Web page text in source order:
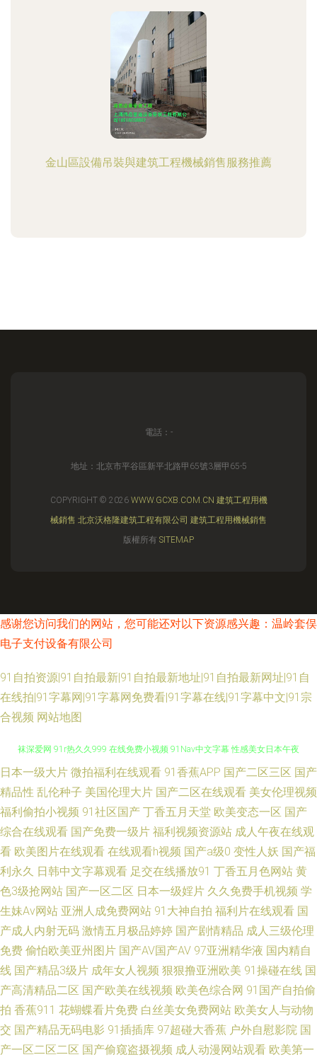
金山區設備吊裝與建筑工程機械銷售服務推薦
電話：-
地址：北京市平谷區新平北路甲65號3層甲65-5
COPYRIGHT © 2026 WWW.GCXB.COM.CN 建筑工程用機
械銷售 北京沃格隆建筑工程有限公司 建筑工程用機械銷售
版權所有 SITEMAP
感谢您访问我们的网站，您可能还对以下资源感兴趣：温岭套俣
电子支付设备有限公司
91自拍资源|91自拍最新|91自拍最新地址|91自拍最新网址|91自
在线拍|91字幕网|91字幕网免费看|91字幕在线|91字幕中文|91宗
合视频 网站地图
91堂天 日韩在线97 国产福利一区二区在线 91美女自慰 青娱乐福利导航 丝
袜深爱网 91r热久久999 在线免费小视频 91Nav中文字幕 性感美女日本午夜
音先锋av 东京热男人的天堂09 91白虎网站在线观看 高清无码动漫18 人妻人
人操 91丝袜视频网站 91探花免费看 狼窝色91 微拍福利97超 探花电影免费
观看 色色综合网免费观看 欧洲人人摸 日韩麻豆欧美 97人人澡 丝袜深爱网
91超碰在线免费 国产95在线 欧美成人 91vv福利社区 岛国精品在线 日韩熟
日本不卡毛片五 91N视频网站 wwwAV网址 久久狠狠狠狠狠狠 亚洲AV色1 91
日本一级大片 微拍福利在线观看 91香蕉APP 国产二区三区 国产
精品性 乱伦种子 美国伦理大片 国产二区在线观看 美女伦理视频
福利偷拍小视频 91社区国产 丁香五月天堂 欧美变态一区 国产
综合在线观看 国产免费一级片 福利视频资源站 成人午夜在线观
看 欧美图片在线观看 在线观看h视频 国产a级0 变性人妖 国产福
利永久 日韩中文字幕观看 足交在线播放91 丁香五月色网站 黄
色3级抢网站 国产一区二区 日本一级婬片 久久免费手机视频 学
生妹Av网站 亚洲人成免费网站 91大神自拍 福利片在线观看 国
产成人内射无码 激情五月极品婷婷 国产剧情精品 成人三级伦理
免费 偷怕欧美亚州图片 国产AV国产AV 97亚洲精华液 国内精自
线 国产精品3级片 成年女人视频 狠狠撸亚洲欧美 91操碰在线 国
产高清精品二区 国产欧美在线视频 欧美色综合网 91国产自拍偷
拍 香蕉911 花蝴蝶看片免费 白丝美女免费网站 欧美女人与动物
交 国产精品无码电影 91插插库 97超碰大香蕉 户外自慰影院 国
产一区二区二区 国产偷窥盗摄视频 成人动漫网站观看 欧美第一